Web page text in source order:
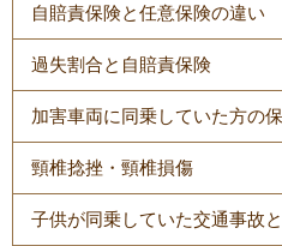
自賠責保険と任意保険の違い
過失割合と自賠責保険
加害車両に同乗していた方の
頸椎捻挫・頸椎損傷
子供が同乗していた交通事故